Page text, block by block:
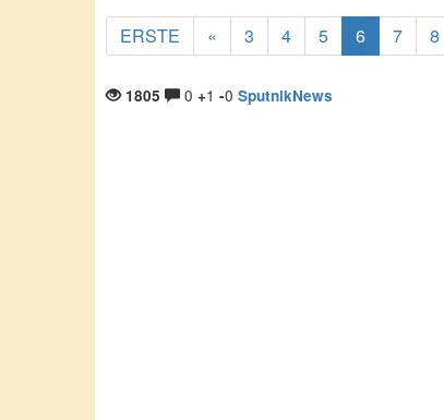
ERSTE « 3 4 5 6 7 8
1805 0 +1 -0 SputnikNews